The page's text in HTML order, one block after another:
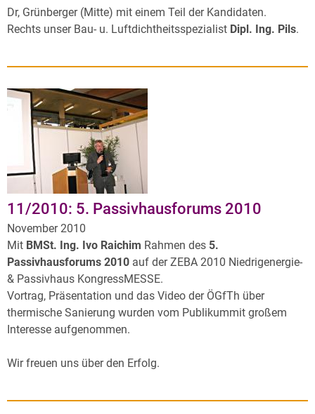
Dr, Grünberger (Mitte) mit einem Teil der Kandidaten.
Rechts unser Bau- u. Luftdichtheitsspezialist Dipl. Ing. Pils.
11/2010: 5. Passivhausforums 2010
November 2010
Mit BMSt. Ing. Ivo Raichim Rahmen des 5.
Passivhausforums 2010 auf der ZEBA 2010 Niedrigenergie-
& Passivhaus KongressMESSE.
Vortrag, Präsentation und das Video der ÖGfTh über
thermische Sanierung wurden vom Publikummit großem
Interesse aufgenommen.
Wir freuen uns über den Erfolg.